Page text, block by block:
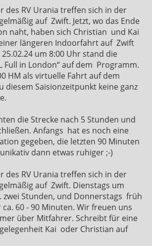
des RV Urania treffen sich in der
auf Zwift. Jetzt, wo das Ende
naht, haben sich Christian und Kai
längeren Indoorfahrt auf Zwift
25.02.24 um 8:00 Uhr stand die
Full in London“ auf dem Programm.
HM als virtuelle Fahrt auf dem
diesem Saisionzeitpunkt keine ganz
die Strecke nach 5 Stunden und
Anfangs hat es noch eine
gegeben, die letzten 90 Minuten
dann etwas ruhiger ;-)
des RV Urania treffen sich in der
auf Zwift. Dienstags um
zwei Stunden, und Donnerstags früh
60 - 90 Minuten. Wir freuen uns
über Mitfahrer. Schreibt für eine
Kai oder Christian auf